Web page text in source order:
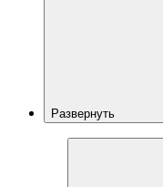
Развернуть